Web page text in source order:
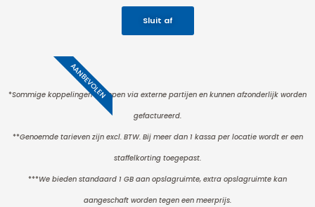
Sluit af
AANBEVOLEN
*Sommige koppelingen verlopen via externe partijen en kunnen afzonderlijk worden
gefactureerd.
**Genoemde tarieven zijn excl. BTW. Bij meer dan 1 kassa per locatie wordt er een
staffelkorting toegepast.
***We bieden standaard 1 GB aan opslagruimte, extra opslagruimte kan
aangeschaft worden tegen een meerprijs.